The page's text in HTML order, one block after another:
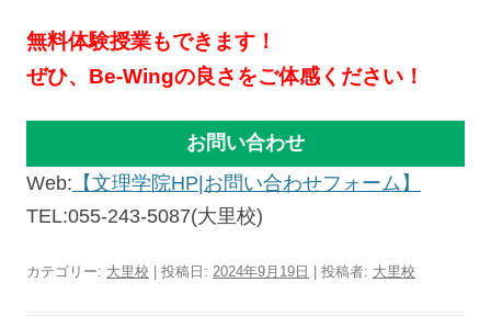
無料体験授業もできます！
ぜひ、Be-Wingの良さをご体感ください！
お問い合わせ
Web: 【文理学院HP|お問い合わせフォーム】
TEL:055-243-5087(大里校)
カテゴリー: 大里校 | 投稿日: 2024年9月19日 投稿者: 大里校